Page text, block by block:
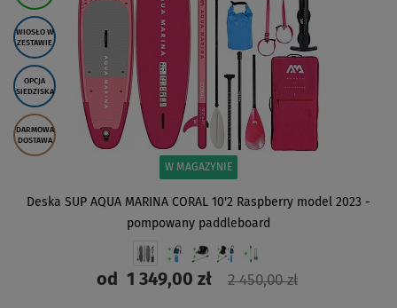
WIOSŁO W
ZESTAWIE
OPCJA
SIEDZISKA
DARMOWA
DOSTAWA
W MAGAZYNIE
Deska SUP AQUA MARINA CORAL 10'2 Raspberry model 2023 -
pompowany paddleboard
od 1 349,00 zł 2 450,00 zł